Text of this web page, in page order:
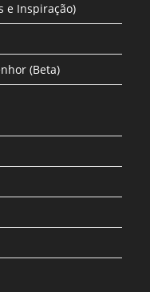
e Inspiração)
(Beta)